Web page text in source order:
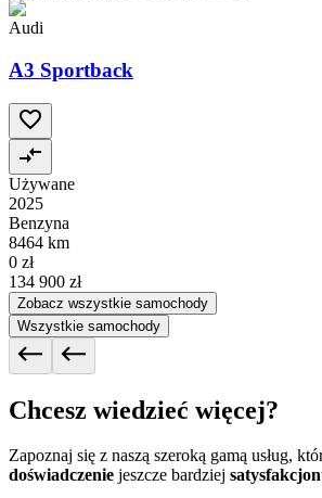
Audi
A3 Sportback
Używane
2025
Benzyna
8464 km
0 zł
134 900 zł
Zobacz wszystkie samochody
Wszystkie samochody
Chcesz wiedzieć więcej?
Zapoznaj się z naszą szeroką gamą usług,
doświadczenie jeszcze bardziej